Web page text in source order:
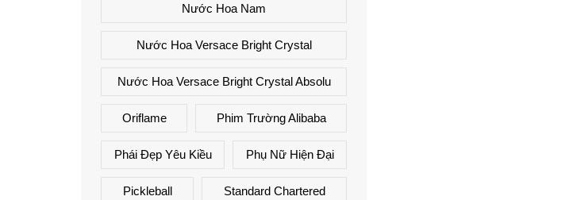
Nước Hoa Nam
Nước Hoa Versace Bright Crystal
Nước Hoa Versace Bright Crystal Absolu
Oriflame Phim Trường Alibaba
Phái Đẹp Yêu Kiều Phụ Nữ Hiện Đại
Pickleball Standard Chartered